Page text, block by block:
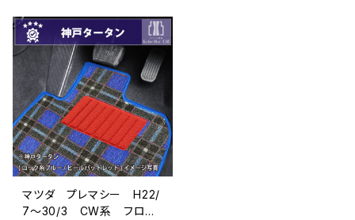
マツダ プレマシー H22/
7〜30/3 CW系 フロア